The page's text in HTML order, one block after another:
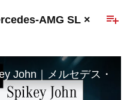
playlist_add
AMG SL ×
John｜メルセデス・ベ